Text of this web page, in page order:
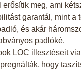
erősítik meg, ami
garantál, mint a
és akár
padlóké.
LOC illesztéseit
hogy